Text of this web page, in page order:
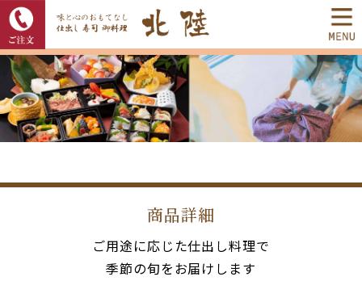
商品詳細
ご用途に応じた仕出し料理で
季節の旬をお届けします